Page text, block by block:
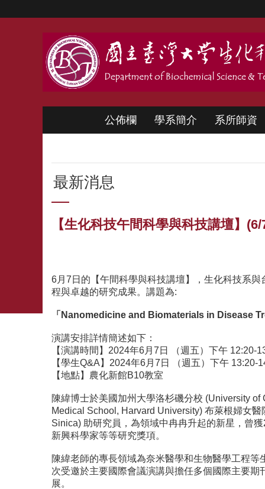
公佈欄 學系簡介 系所師資
最新消息
【生化科技午間科學與科技講壇】
6月7日的【午間科學與科技講壇】，生化科技系
程與卓越的研究成果。講題為:
「Nanomedicine and Biomaterials in Disease
演講安排詳情簡述如下：
【演講時間】2024年6月7日 （週五）下午 12:20-
【學生Q&A】2024年6月7日 （週五）下午 13:20-
【地點】農化新館B10教室
陳緯博士於美國加州大學洛杉磯分校 (University
Medical School, Harvard University) 布萊根婦女
Sinica) 助研究員，為領域中冉冉升起的新星，曾
新興科學家等等研究獎項。
陳緯老師的專長領域為奈米醫學和生物醫學工程
次受邀於主要國際會議演講與擔任多個國際主要
展。